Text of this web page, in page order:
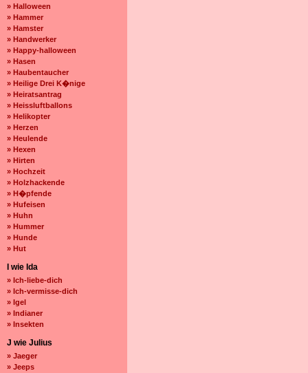
» Halloween
» Hammer
» Hamster
» Handwerker
» Happy-halloween
» Hasen
» Haubentaucher
» Heilige Drei K�nige
» Heiratsantrag
» Heissluftballons
» Helikopter
» Herzen
» Heulende
» Hexen
» Hirten
» Hochzeit
» Holzhackende
» H�pfende
» Hufeisen
» Huhn
» Hummer
» Hunde
» Hut
I wie Ida
» Ich-liebe-dich
» Ich-vermisse-dich
» Igel
» Indianer
» Insekten
J wie Julius
» Jaeger
» Jeeps